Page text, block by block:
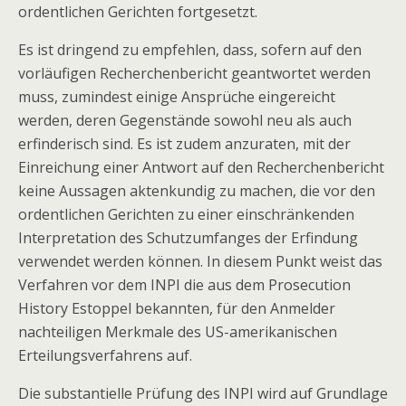
ordentlichen Gerichten fortgesetzt.
Es ist dringend zu empfehlen, dass, sofern auf den
vorläufigen Recherchenbericht geantwortet werden
muss, zumindest einige Ansprüche eingereicht
werden, deren Gegenstände sowohl neu als auch
erfinderisch sind. Es ist zudem anzuraten, mit der
Einreichung einer Antwort auf den Recherchenbericht
keine Aussagen aktenkundig zu machen, die vor den
ordentlichen Gerichten zu einer einschränkenden
Interpretation des Schutzumfanges der Erfindung
verwendet werden können. In diesem Punkt weist das
Verfahren vor dem INPI die aus dem Prosecution
History Estoppel bekannten, für den Anmelder
nachteiligen Merkmale des US-amerikanischen
Erteilungsverfahrens auf.
Die substantielle Prüfung des INPI wird auf Grundlage